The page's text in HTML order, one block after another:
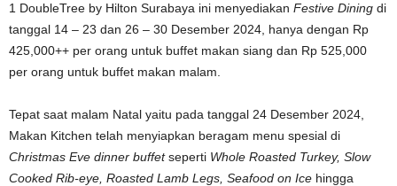
1 DoubleTree by Hilton Surabaya ini menyediakan Festive Dining di
tanggal 14 – 23 dan 26 – 30 Desember 2024, hanya dengan Rp
425,000++ per orang untuk buffet makan siang dan Rp 525,000
per orang untuk buffet makan malam.
Tepat saat malam Natal yaitu pada tanggal 24 Desember 2024,
Makan Kitchen telah menyiapkan beragam menu spesial di
Christmas Eve dinner buffetseperti Whole Roasted Turkey, Slow
Cooked Rib-eye, Roasted Lamb Legs, Seafood on Ice hingga